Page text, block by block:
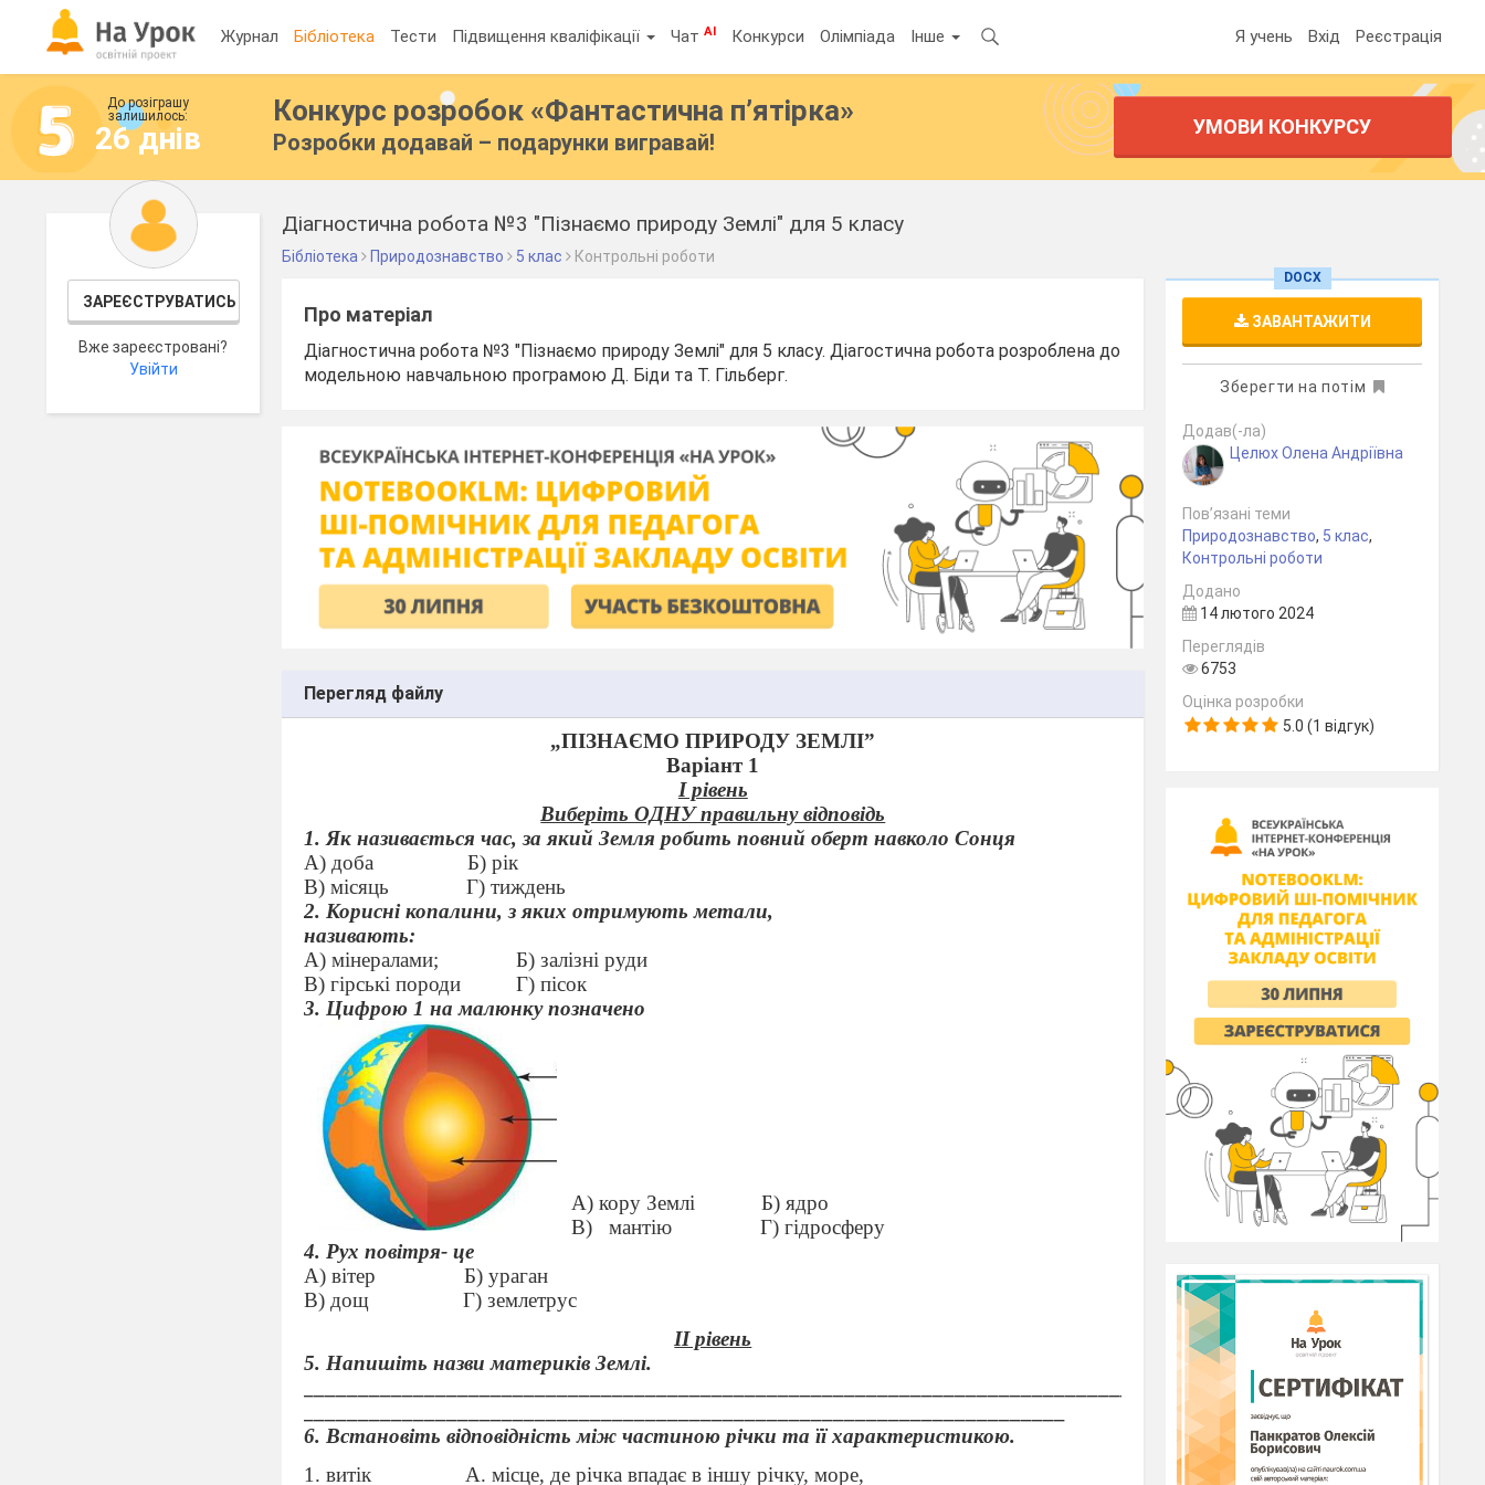
Журнал Бібліотека Тести Підвищення кваліфікації ЧатAI Конкурси Олімпіада Інше Я учень Вхід Реєстрація
До розіграшу
залишилось:
26 днів
Конкурс розробок «Фантастична п’ятірка»
Розробки додавай – подарунки вигравай!
УМОВИ КОНКУРСУ
ЗАРЕЄСТРУВАТИСЬ
Вже зареєстровані?
Увійти
Діагностична робота №3 "Пізнаємо природу Землі" для 5 класу
Бібліотека Природознавство 5 клас Контрольні роботи
Про матеріал
Діагностична робота №3 "Пізнаємо природу Землі" для 5 класу. Діагостична робота розроблена до
модельною навчальною програмою Д. Біди та Т. Гільберг.
Перегляд файлу
„ПІЗНАЄМО ПРИРОДУ ЗЕМЛІ”
Варіант 1
I рівень
Виберіть ОДНУ правильну відповідь
1. Як називається час, за який Земля робить повний оберт навколо Сонця
А) доба
Б) рік
В) місяць
Г) тиждень
2. Корисні копалини, з яких отримують метали,
називають:
А) мінералами;
Б) залізні руди
В) гірські породи
Г) пісок
3. Цифрою 1 на малюнку позначено
А) кору Землі
Б) ядро
В)
мантію
Г) гідросферу
4. Рух повітря- це
А) вітер
Б) ураган
В) дощ
Г) землетрус
II рівень
5. Напишіть назви материків Землі.
6. Встановіть відповідність між частиною річки та її характеристикою.
1. витік
А. місце, де річка впадає в іншу річку, море,
DOCX
ЗАВАНТАЖИТИ
Зберегти на потім
Додав(-ла)
Целюх Олена Андріївна
Пов’язані теми
Природознавство, 5 клас,
Контрольні роботи
Додано
14 лютого 2024
Переглядів
6753
Оцінка розробки
5.0 (1 відгук)